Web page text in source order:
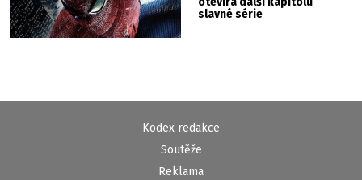
slavné série
Kodex redakce
Soutěže
Reklama